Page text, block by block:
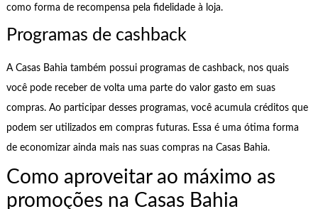
como forma de recompensa pela fidelidade à loja.
Programas de cashback
A Casas Bahia também possui programas de cashback, nos quais
você pode receber de volta uma parte do valor gasto em suas
compras. Ao participar desses programas, você acumula créditos que
podem ser utilizados em compras futuras. Essa é uma ótima forma
de economizar ainda mais nas suas compras na Casas Bahia.
Como aproveitar ao máximo as
promoções na Casas Bahia